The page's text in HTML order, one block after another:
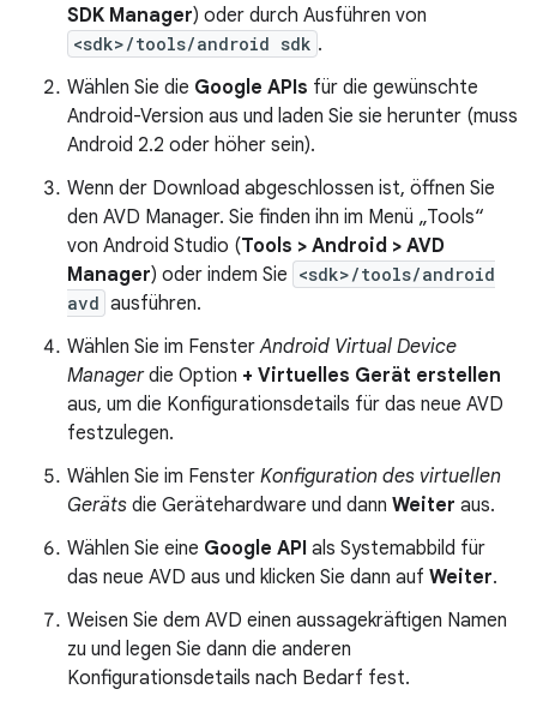
SDK Manager) oder durch Ausführen von
<sdk>/tools/android sdk .
Wählen Sie die Google APIs für die gewünschte
Android-Version aus und laden Sie sie herunter (muss
Android 2.2 oder höher sein).
Wenn der Download abgeschlossen ist, öffnen Sie
den AVD Manager. Sie finden ihn im Menü „Tools“
von Android Studio (Tools > Android > AVD
Manager) oder indem Sie <sdk>/tools/android
avd ausführen.
Wählen Sie im FensterAndroid Virtual Device
Managerdie Option + Virtuelles Gerät erstellen
aus, um die Konfigurationsdetails für das neue AVD
festzulegen.
Wählen Sie im Fenster Konfiguration des virtuellen
Geräts die Gerätehardware und dann Weiter aus.
Wählen Sie eine Google API als Systemabbild für
das neue AVD aus und klicken Sie dann auf Weiter.
Weisen Sie dem AVD einen aussagekräftigen Namen
zu und legen Sie dann die anderen
Konfigurationsdetails nach Bedarf fest.